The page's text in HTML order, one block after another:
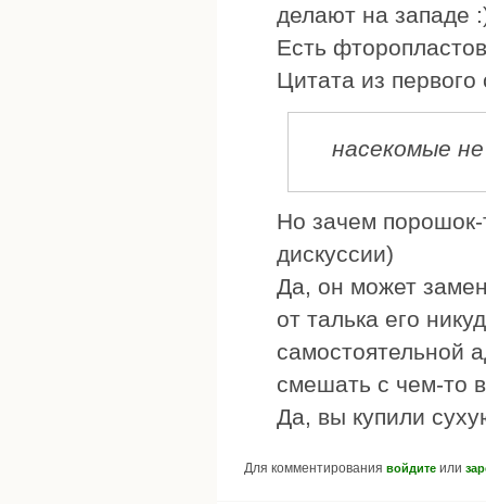
делают на западе
Есть
Цитата из
насекомые
Но зачем порошок-
дискуссии)
Да, он может
от талька его
самостоятельной
смешать с чем-то
Да, вы купили
Для комментирования войдите или